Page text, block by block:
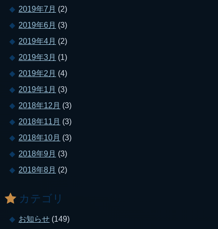
2019年7月 (2)
2019年6月 (3)
2019年4月 (2)
2019年3月 (1)
2019年2月 (4)
2019年1月 (3)
2018年12月 (3)
2018年11月 (3)
2018年10月 (3)
2018年9月 (3)
2018年8月 (2)
カテゴリ
お知らせ (149)